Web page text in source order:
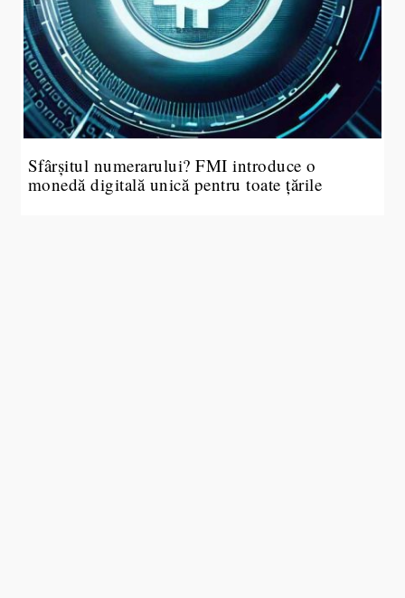
Sfârșitul numerarului? FMI introduce o
monedă digitală unică pentru toate țările